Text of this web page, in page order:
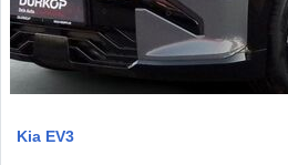
Kia EV3